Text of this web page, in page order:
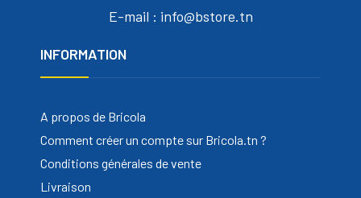
E-mail : info@bstore.tn
INFORMATION
A propos de Bricola
Comment créer un compte sur Bricola.tn ?
Conditions générales de vente
Livraison